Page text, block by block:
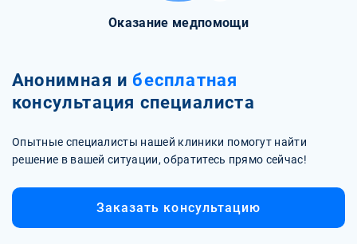
Оказание медпомощи
Анонимная и бесплатная
консультация специалиста
Опытные специалисты нашей клиники помогут найти
решение в вашей ситуации, обратитесь прямо сейчас!
Заказать консультацию